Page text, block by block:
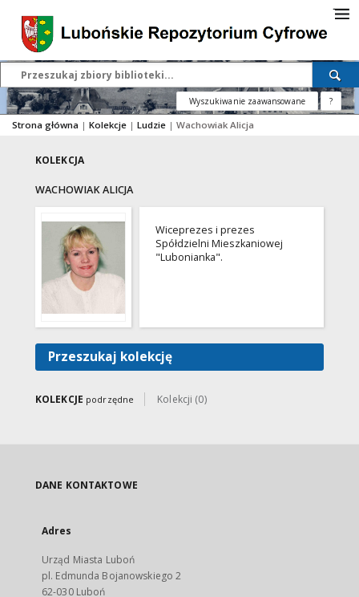
Wyszukiwanie zaawansowane ?
Strona główna | Kolekcje | Ludzie | Wachowiak Alicja
KOLEKCJA
WACHOWIAK ALICJA
Wiceprezes i prezes
Spółdzielni Mieszkaniowej
"Lubonianka".
Przeszukaj kolekcję
KOLEKCJE podrzędne Kolekcji (0)
DANE KONTAKTOWE
Adres
Urząd Miasta Luboń
pl. Edmunda Bojanowskiego 2
62-030 Luboń